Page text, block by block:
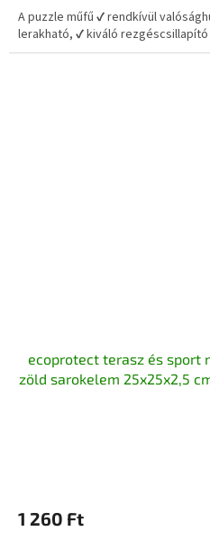
ből
5,0
csillag.
A puzzle műfű ✔ rendkívül
lerakható, ✔ kiváló
ecoprotect terasz és sport
zöld sarokelem 25x25x2,5
átlagos
értékelése
1 260 Ft